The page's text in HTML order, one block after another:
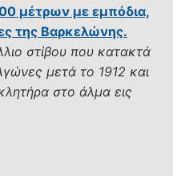
μέτρων με εμπόδια,
της Βαρκελώνης.
στίβου που κατακτά
μετά το 1912 και
στο άλμα εις